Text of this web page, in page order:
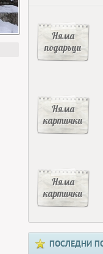
Няма
подаръци
Няма
картички
Няма
картички
ПОСЛЕДНИ